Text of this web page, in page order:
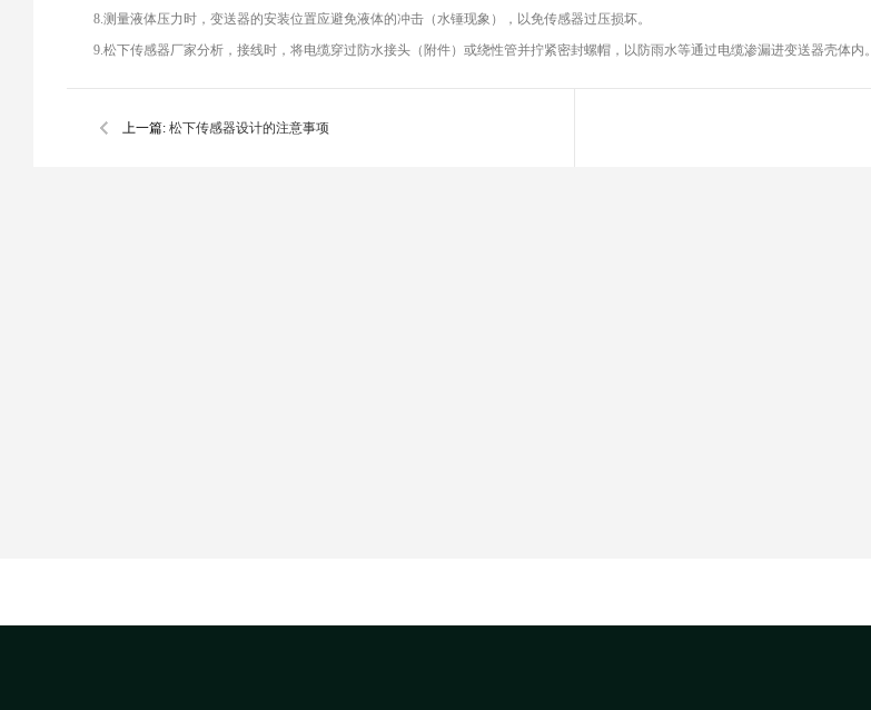
8.测量液体压力时，变送器的安装位置应避免液体的冲击（水锤现象），以免传感器过压损坏。
9.松下传感器厂家分析，接线时，将电缆穿过防水接头（附件）或绕性管并拧紧密封螺帽，以防雨水等通过电缆渗漏进变送器壳体内。
上一篇: 松下传感器设计的注意事项